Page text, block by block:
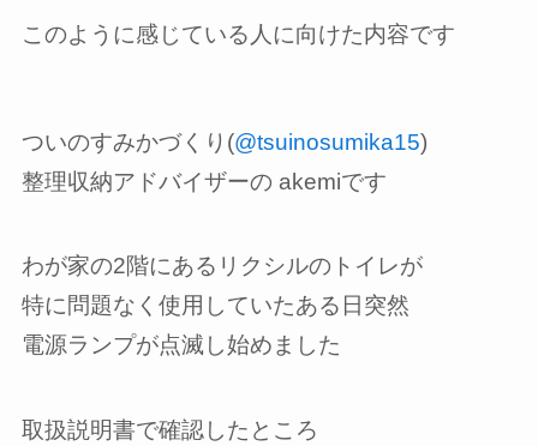
このように感じている人に向けた内容です
ついのすみかづくり(@tsuinosumika15)
整理収納アドバイザーの akemiです
わが家の2階にあるリクシルのトイレが
特に問題なく使用していたある日突然
電源ランプが点滅し始めました
取扱説明書で確認したところ